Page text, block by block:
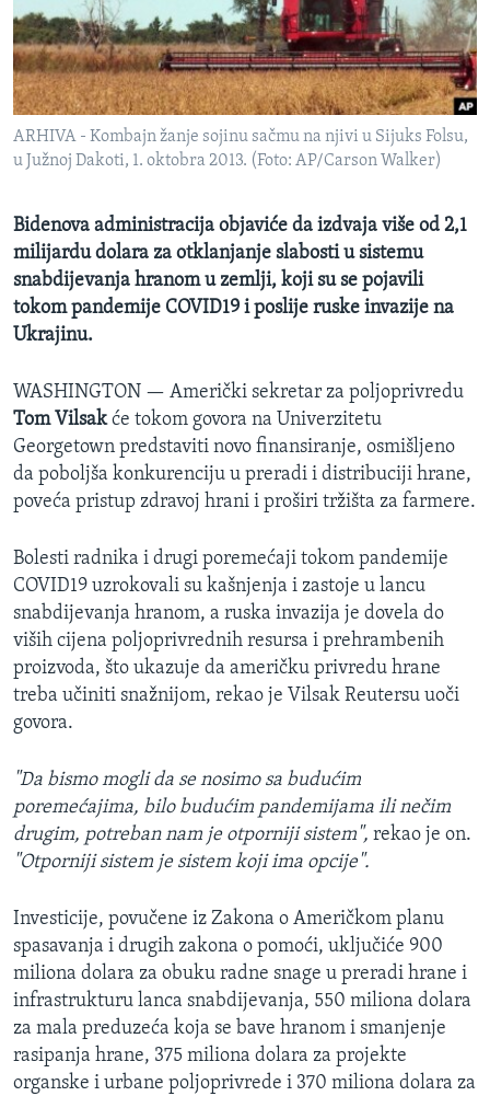
MAGAZIN
O GLASU AMERIKE
Learning English
PRATITE NAS
Jezici
ARHIVA - Kombajn žanje sojinu sačmu na njivi u Sijuks Folsu,
u Južnoj Dakoti, 1. oktobra 2013. (Foto: AP/Carson Walker)
Bidenova administracija objaviće da izdvaja više od 2,1
milijardu dolara za otklanjanje slabosti u sistemu
snabdijevanja hranom u zemlji, koji su se pojavili
tokom pandemije COVID19 i poslije ruske invazije na
Ukrajinu.
WASHINGTON — Američki sekretar za poljoprivredu
Tom Vilsakće tokom govora na Univerzitetu
Georgetown predstaviti novo finansiranje, osmišljeno
da poboljša konkurenciju u preradi i distribuciji hrane,
poveća pristup zdravoj hrani i proširi tržišta za farmere.
Bolesti radnika i drugi poremećaji tokom pandemije
COVID19 uzrokovali su kašnjenja i zastoje u lancu
snabdijevanja hranom, a ruska invazija je dovela do
viših cijena poljoprivrednih resursa i prehrambenih
proizvoda, što ukazuje da američku privredu hrane
treba učiniti snažnijom, rekao je Vilsak Reutersu uoči
govora.
"Da bismo mogli da se nosimo sa budućim
poremećajima, bilo budućim pandemijama ili nečim
drugim, potreban nam je otporniji sistem", rekao je on.
"Otporniji sistem je sistem koji ima opcije".
Investicije, povučene iz Zakona o Američkom planu
spasavanja i drugih zakona o pomoći, uključiće 900
miliona dolara za obuku radne snage u preradi hrane i
infrastrukturu lanca snabdijevanja, 550 miliona dolara
za mala preduzeća koja se bave hranom i smanjenje
rasipanja hrane, 375 miliona dolara za projekte
organske i urbane poljoprivrede i 370 miliona dolara za